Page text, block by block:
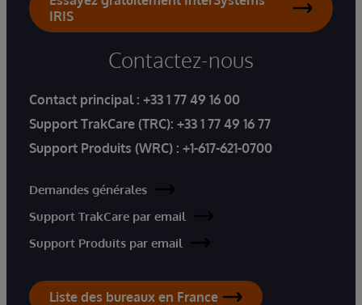
IRIS
Contactez-nous
Contact principal : +33 1 77 49 16 00
Support TrakCare (TRC): +33 1 77 49 16 77
Support Produits (WRC) : +1-617-621-0700
Demandes générales
Support TrakCare par email
Support Produits par email
Liste des bureaux en France